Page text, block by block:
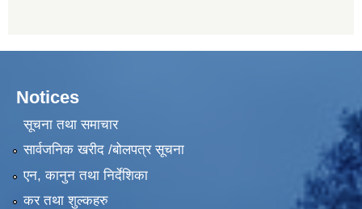
Notices
सूचना तथा समाचार
सार्वजनिक खरीद /बोलपत्र सूचना
एन, कानुन तथा निर्देशिका
कर तथा शुल्कहरु